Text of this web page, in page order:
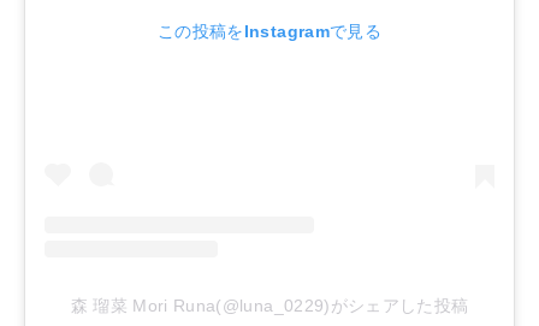
この投稿をInstagramで見る
森 瑠菜 Mori Runa(@luna_0229)がシェアした投稿